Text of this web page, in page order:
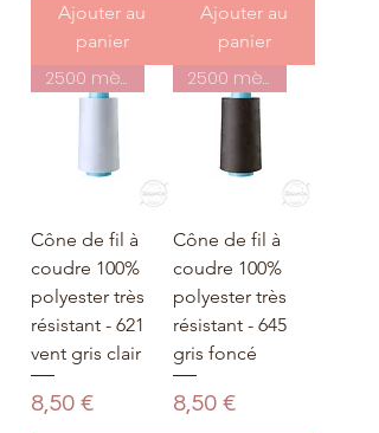
Ajouter au
panier
Ajouter au
panier
2500 mètres
Cône de fil à
coudre 100%
polyester très
résistant - 621
vent gris clair
Prix
8,50 €
2500 mètres
Cône de fil à
coudre 100%
polyester très
résistant - 645
gris foncé
Prix
8,50 €